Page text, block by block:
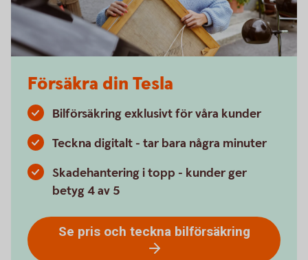
Försäkra din Tesla
Bilförsäkring exklusivt för våra kunder
Teckna digitalt - tar bara några minuter
Skadehantering i topp - kunder ger
betyg 4 av 5
Se pris och teckna bilförsäkring